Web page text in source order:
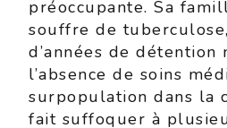
préoccupante. Sa
souffre de
d’années de détention
l’absence de soins
surpopulation dans la
fait suffoquer à